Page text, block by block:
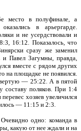
место в полуфинале, а
в арьергарде.
и не усердствовали и
16:12. Показалось, что
сразу же заменил
Павел Загумны, правда,
вместе с рядом других
на площадке не появился.
— 25:22. А в пятой
составу поляков. При 1:4
хозяев увеличился
— 11:15 и 2:3.
одно: команда в
какую от нее ждали и на